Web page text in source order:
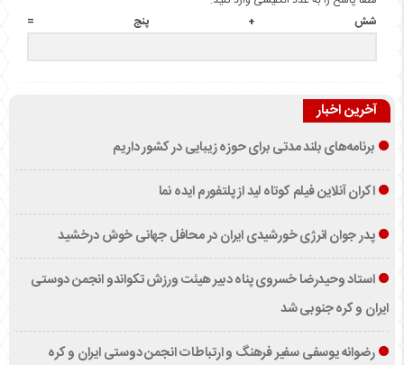
شش + پنج =
آخرین اخبار
برنامه‌های بلند مدتی برای حوزه زیبایی در کشور داریم
اکران آنلاین فیلم کوتاه لید از پلتفورم ایده نما
پدر جوان انرژی خورشیدی ایران در محافل جهانی خوش درخشید
استاد وحیدرضا خسروی پناه دبیر هیئت ورزش تکواندو انجمن دوستی
ایران و کره جنوبی شد
رضوانه یوسفی سفیر فرهنگ و ارتباطات انجمن دوستی ایران و کره